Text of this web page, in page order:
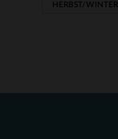
VERFÜGBARE
HERBST/WINTER